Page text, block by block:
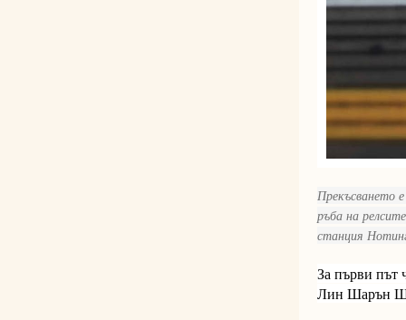
Прекъсването
ръба на
станция
За първи път
Лин Шарън